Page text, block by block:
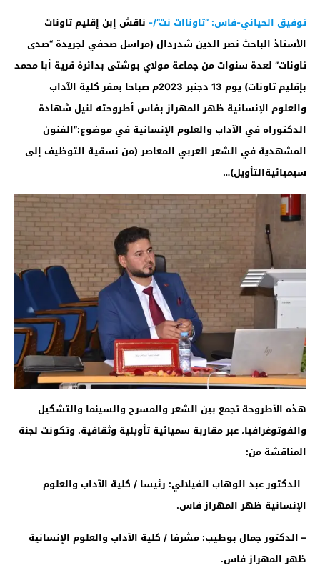
توفيق الحياني-فاس: “تاوناات نت”/-ناقش إبن إقليم تاونات
الأستاذ الباحث نصر الدين شدردال (مراسل صحفي لجريدة “صدى
تاونات” لعدة سنوات من جماعة مولاي بوشتى بدائرة قرية أبا محمد
بإقليم تاونات) يوم 13 دجنبر 2023م صباحا بمقر كلية الآداب
والعلوم الإنسانية ظهر المهراز بفاس أطروحته لنيل شهادة
الدكتوراه في الآداب والعلوم الإنسانية في موضوع:”الفنون
المشهدية في الشعر العربي المعاصر (من نسقية التوظيف إلى
سيميائيةالتأويل)…
هذه الأطروحة تجمع بين الشعر والمسرح والسينما والتشكيل
والفوتوغرافيا، عبر مقاربة سميائية تأويلية وثقافية. وتكونت لجنة
المناقشة من:
الدكتور عبد الوهاب الفيلالي: رئيسا / كلية الآداب والعلوم
الإنسانية ظهر المهراز فاس.
– الدكتور جمال بوطيب: مشرفا / كلية الآداب والعلوم الإنسانية
ظهر المهراز فاس.